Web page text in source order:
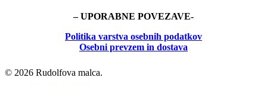
– UPORABNE POVEZAVE-
Politika varstva osebnih podatkov
Osebni prevzem in dostava
© 2026 Rudolfova malca.